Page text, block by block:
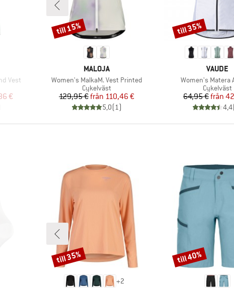
Vest
pris
€
VARUMÄRKE
MALOJA
Produkter
Women's MalkaM. Vest Printed
Produktgrupp
Cykelväst
Pris
129,95 € Reducerat pris
från 110,46 €
5,0(1)
Rabatt
till 15%
VAUDE
Produkter
Women's Matera
Cykelväst
Pris
64,95 €från
4,4
Rabatt
till 35%
+2
Rabatt
till 35% Rabatt
till 40%